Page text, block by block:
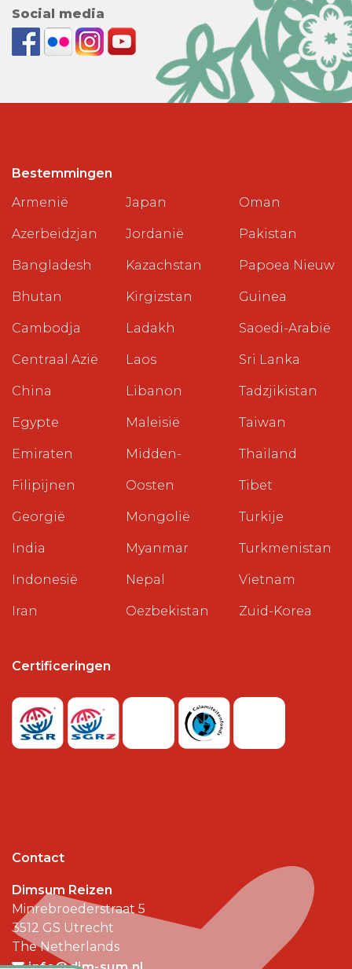
Social media
Bestemmingen
Armenië
Azerbeidzjan
Bangladesh
Bhutan
Cambodja
Centraal Azië
China
Egypte
Emiraten
Filipijnen
Georgië
India
Indonesië
Iran
Japan
Jordanië
Kazachstan
Kirgizstan
Ladakh
Laos
Libanon
Maleisië
Midden-
Oosten
Mongolië
Myanmar
Nepal
Oezbekistan
Oman
Pakistan
Papoea Nieuw
Guinea
Saoedi-Arabië
Sri Lanka
Tadzjikistan
Taiwan
Thailand
Tibet
Turkije
Turkmenistan
Vietnam
Zuid-Korea
Certificeringen
Contact
Dimsum Reizen
Minrebroederstraat 5
3512 GS Utrecht
The Netherlands